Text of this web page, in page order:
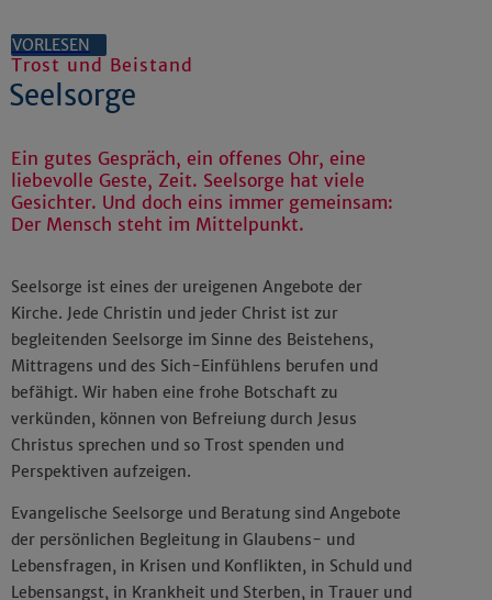
VORLESEN
Trost und Beistand
Seelsorge
Ein gutes Gespräch, ein offenes Ohr, eine
liebevolle Geste, Zeit. Seelsorge hat viele
Gesichter. Und doch eins immer gemeinsam:
Der Mensch steht im Mittelpunkt.
Seelsorge ist eines der ureigenen Angebote der
Kirche. Jede Christin und jeder Christ ist zur
begleitenden Seelsorge im Sinne des Beistehens,
Mittragens und des Sich-Einfühlens berufen und
befähigt. Wir haben eine frohe Botschaft zu
verkünden, können von Befreiung durch Jesus
Christus sprechen und so Trost spenden und
Perspektiven aufzeigen.
Evangelische Seelsorge und Beratung sind Angebote
der persönlichen Begleitung in Glaubens- und
Lebensfragen, in Krisen und Konflikten, in Schuld und
Lebensangst, in Krankheit und Sterben, in Trauer und